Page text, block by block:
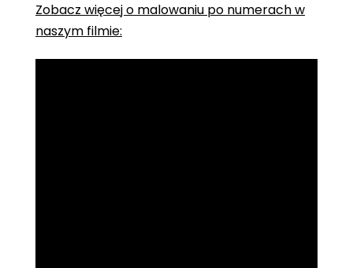
Zobacz więcej o malowaniu po numerach w
naszym filmie: